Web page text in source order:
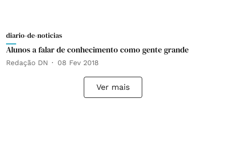
diario-de-noticias
Alunos a falar de conhecimento como gente grande
Redação DN 08 Fev 2018
Ver mais